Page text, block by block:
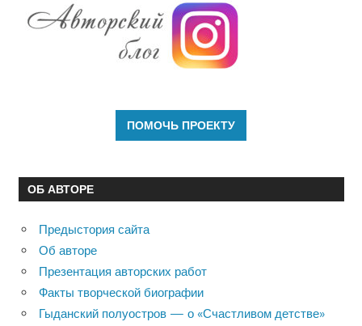
ОБ АВТОРЕ
Предыстория сайта
Об авторе
Презентация авторских работ
Факты творческой биографии
Гыданский полуостров — о «Счастливом детстве»